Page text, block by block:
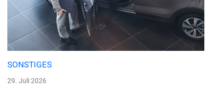
SONSTIGES
29. Juli 2026